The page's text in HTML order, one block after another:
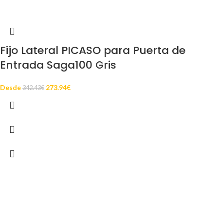
Fijo Lateral PICASO para Puerta de
Entrada Saga100 Gris
Desde 342.43€ 273.94€